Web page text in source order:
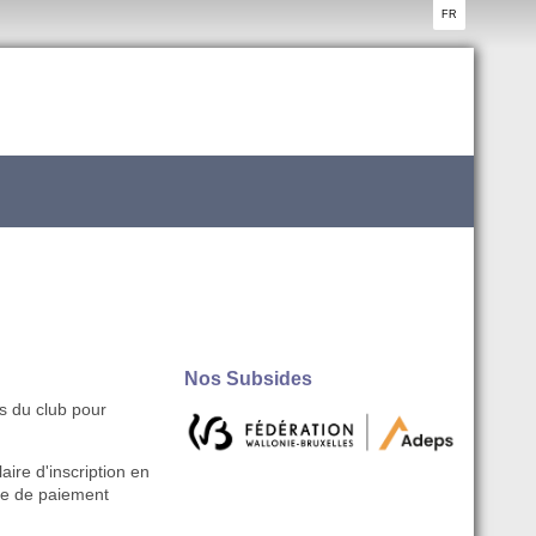
FR
du club pour
d'inscription en
de paiement
Nos Subsides